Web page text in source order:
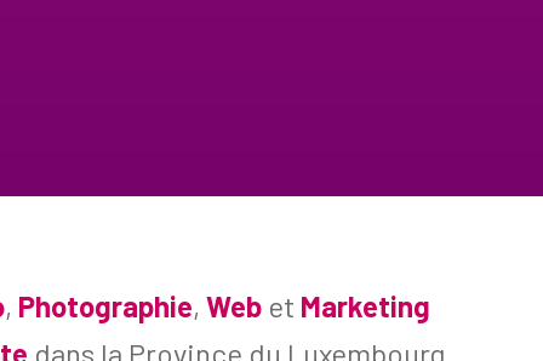
, Photographie, Webet Marketing
dans la Province du Luxembourg